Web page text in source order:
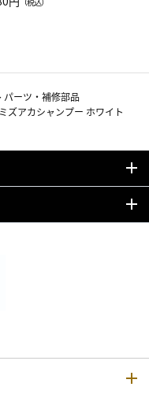
パーツ・補修部品
ズアカシャンプー ホワイト